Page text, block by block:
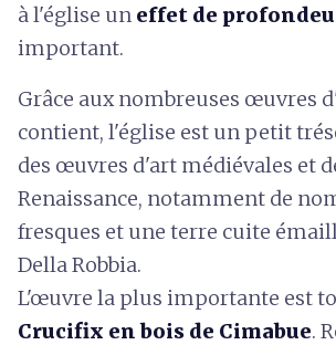
à l'église un effet de
important.
Grâce aux nombreuses œuvres
contient, l'église est un petit
des œuvres d'art médiévales et
Renaissance, notamment de
fresques et une terre cuite
Della Robbia.
L'œuvre la plus importante est
Crucifix en bois de Cimabue.